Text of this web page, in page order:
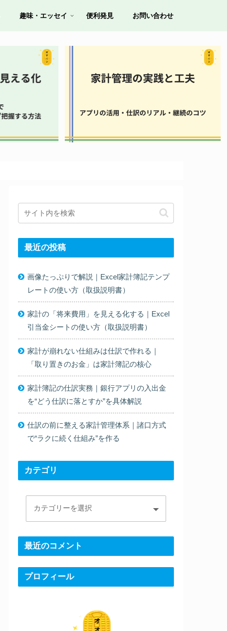
趣味・エッセイ 便利発見 お問い合わせ
最近の投稿
画像たっぷりで解説｜Excel家計簿記テンプ
レートの使い方（取扱説明書）
家計の「将来費用」を見える化する｜Excel
引当金シートの使い方（取扱説明書）
家計が崩れない仕組みは仕訳で作れる｜
「取り置きのお金」は家計簿記の核心
家計簿記の仕訳実務｜銀行アプリの入出金
を“どう仕訳に落とすか”を具体解説
仕訳の前に整える家計管理体系｜諸口方式
で“ラクに続く仕組み”を作る
カテゴリ
最近のコメント
プロフィール